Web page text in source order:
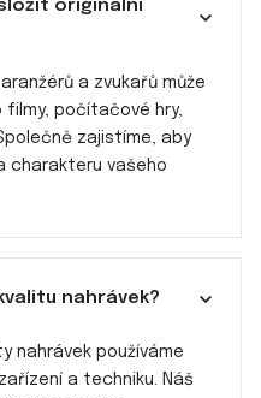
originální
a zvukařů může
filmy, počítačové hry,
zajistíme, aby
charakteru vašeho
nahrávek?
nahrávek používáme
a techniku. Náš